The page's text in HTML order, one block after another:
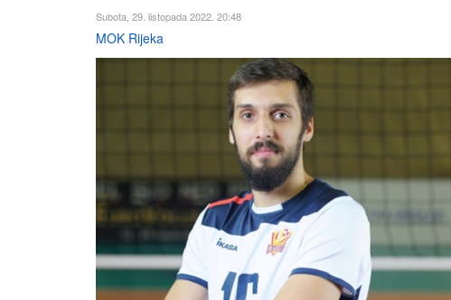
Subota, 29. listopada 2022. 20:48
MOK Rijeka